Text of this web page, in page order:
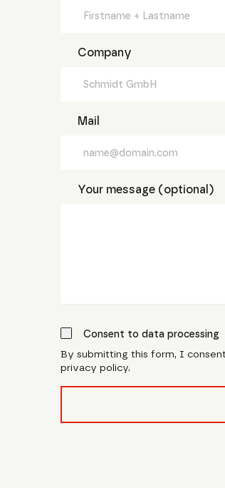
Company
Mail
Your message (optional)
Consent to data processing
By submitting this form, I
privacy policy.